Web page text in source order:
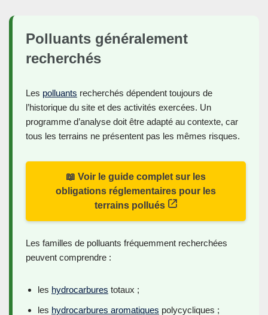
Polluants généralement
recherchés
Les polluants recherchés dépendent toujours de
l’historique du site et des activités exercées. Un
programme d’analyse doit être adapté au contexte, car
tous les terrains ne présentent pas les mêmes risques.
📖 Voir le guide complet sur les
obligations réglementaires pour les
terrains pollués
Les familles de polluants fréquemment recherchées
peuvent comprendre :
les hydrocarbures totaux ;
les hydrocarbures aromatiques polycycliques ;